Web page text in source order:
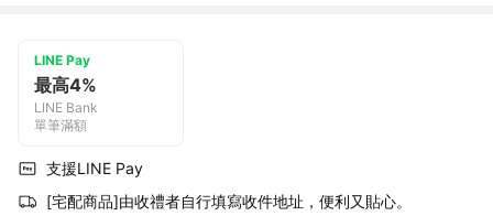
LINE Pay
最高4%
LINE Bank
單筆滿額
支援LINE Pay
[宅配商品]由收禮者自行填寫收件地址，便利又貼心。